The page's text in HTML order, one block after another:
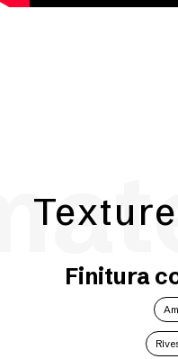
Finitura